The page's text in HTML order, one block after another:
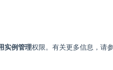
实例管理权限。有关更多信息，请